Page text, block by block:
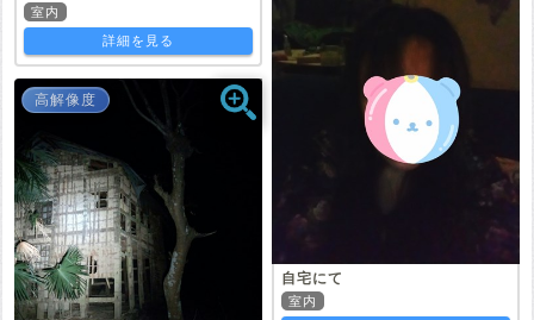
室内
詳細を見る
高解像度
自宅にて
室内